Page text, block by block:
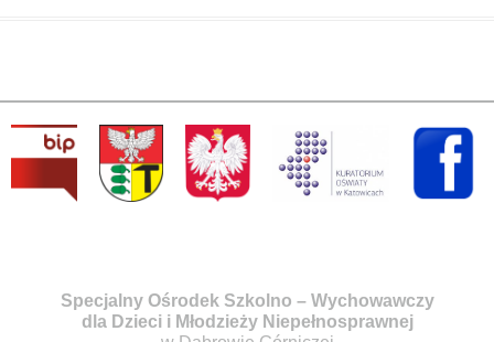
Specjalny Ośrodek Szkolno – Wychowawczy
dla Dzieci i Młodzieży Niepełnosprawnej